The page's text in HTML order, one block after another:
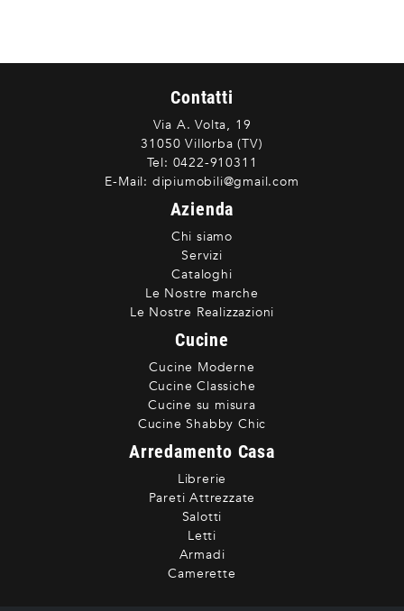
Contatti
Via A. Volta, 19
31050 Villorba (TV)
Tel: 0422-910311
E-Mail: dipiumobili@gmail.com
Azienda
Chi siamo
Servizi
Cataloghi
Le Nostre marche
Le Nostre Realizzazioni
Cucine
Cucine Moderne
Cucine Classiche
Cucine su misura
Cucine Shabby Chic
Arredamento Casa
Librerie
Pareti Attrezzate
Salotti
Letti
Armadi
Camerette